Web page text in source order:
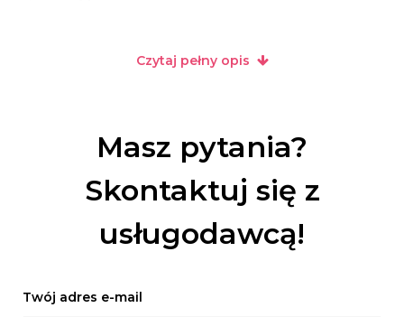
shower, narodziny...)
a także bramy balonowe , cyfry, figury i inne różności.
Czytaj pełny opis
Masz pytania?
Skontaktuj się z
usługodawcą!
Twój adres e-mail